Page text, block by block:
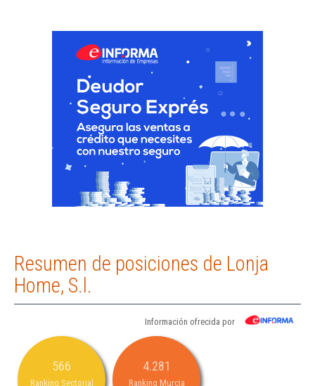
Resumen de posiciones de Lonja
Home, S.l.
Información ofrecida por
566
Ranking Sectorial
4.281
Ranking Murcia